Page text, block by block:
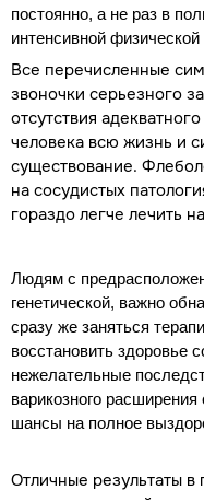
постоянно, а не раз в
интенсивной физической
Все перечисленные
звоночки серьезного
отсутствия
человека всю жизнь и
существование.
на сосудистых
гораздо легче лечить
Людям с
генетической, важно
сразу же заняться
восстановить здоровье
нежелательные
варикозного
шансы на полное
Отличные результаты